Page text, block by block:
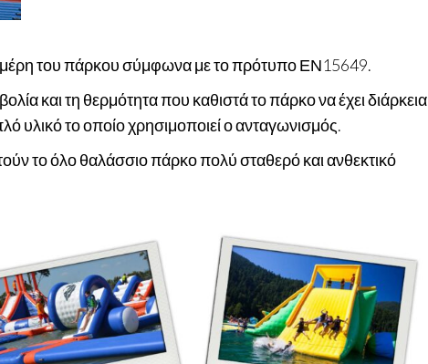
μέρη του πάρκου σύμφωνα με το πρότυπο ΕΝ15649.
και τη θερμότητα που καθιστά το πάρκο να έχει διάρκεια
υλικό το οποίο χρησιμοποιεί ο ανταγωνισμός.
το όλο θαλάσσιο πάρκο πολύ σταθερό και ανθεκτικό